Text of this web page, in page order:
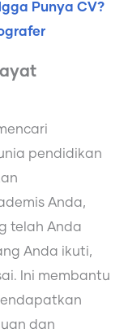
Punya CV?
pendidikan
Anda,
telah Anda
Anda ikuti,
Ini membantu
dan